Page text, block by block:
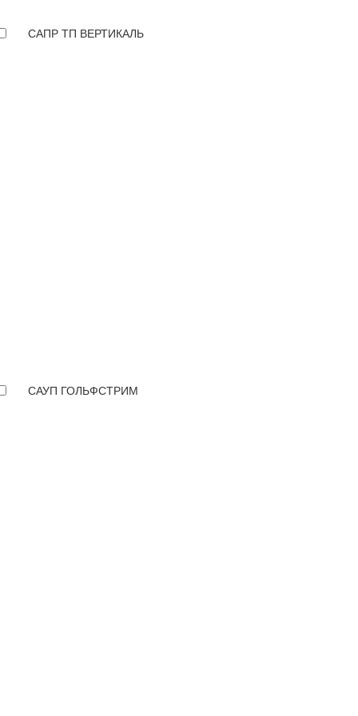
САПР ТП ВЕРТИКАЛЬ
САУП ГОЛЬФСТРИМ